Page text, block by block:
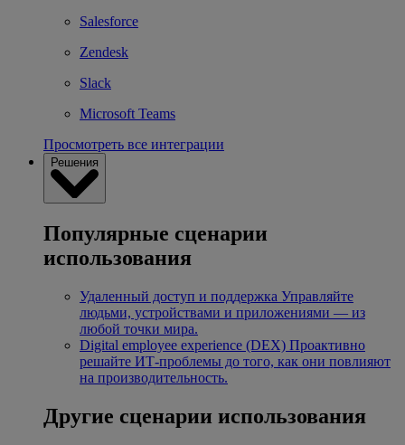
Salesforce
Zendesk
Slack
Microsoft Teams
Просмотреть все интеграции
Решения
Популярные сценарии
использования
Удаленный доступ и поддержка Управляйте
людьми, устройствами и приложениями — из
любой точки мира.
Digital employee experience (DEX) Проактивно
решайте ИТ-проблемы до того, как они повлияют
на производительность.
Другие сценарии использования